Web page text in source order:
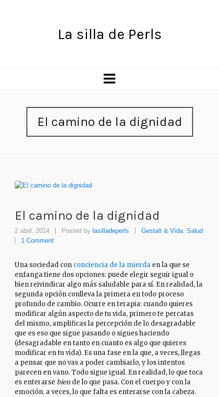
La silla de Perls
El camino de la dignidad
El camino de la dignidad
2 abril, 2014 Posted by lasilladeperls Gestalt & Vida, Salud
1 Comment
Una sociedad con conciencia de la mierda en la que se
enfanga tiene dos opciones: puede elegir seguir igual o
bien reivindicar algo más saludable para sí. En realidad, la
segunda opción conlleva la primera en todo proceso
profundo de cambio. Ocurre en terapia: cuando quieres
modificar algún aspecto de tu vida, primero te percatas
del mismo, amplificas la percepción de lo desagradable
que es eso que sigue pasando o sigues haciendo
(desagradable en tanto en cuanto es algo que quieres
modificar en tu vida). Es una fase en la que, a veces, llegas
a pensar que no vas a poder cambiarlo, y los intentos
parecen en vano. Todo sigue igual. En realidad, lo que toca
es enterarse bien de lo que pasa. Con el cuerpo y con la
emoción. a veces, lo que falta es enterarse con la cabeza.